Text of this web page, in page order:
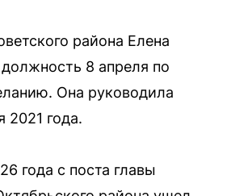
района Елена
8 апреля по
Она руководила
2021 года.
года с поста главы